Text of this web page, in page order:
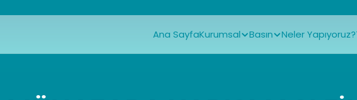
Ana SayfaKurumsal Basın Neler Yapıyoruz?